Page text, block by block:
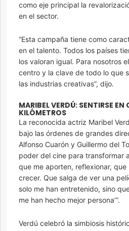
como eje principal la
en el sector.
“Esta campaña tiene como
en el talento. Todos los países
los valoran igual. Para nosotros
centro y la clave de todo lo que
las industrias creativas”, dijo.
MARIBEL VERDÚ: SENTIRSE EN
KILÓMETROS
La reconocida actriz Maribel
bajo las órdenes de grandes
Alfonso Cuarón y Guillermo del
poder del cine para transformar
que me aporten, reflexionar,
crecer. Que salga de ver una
solo me han entretenido, sino
me han hecho mejor persona’”.
Verdú celebró la simbiosis